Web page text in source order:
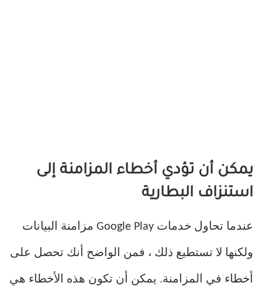
يمكن أن تؤدي أخطاء المزامنة إلى
استنزاف البطارية
عندما تحاول خدمات Google Play مزامنة البيانات
ولكنها لا تستطيع ذلك ، فمن الواضح أنك تحصل على
أخطاء في المزامنة. يمكن أن تكون هذه الأخطاء هي